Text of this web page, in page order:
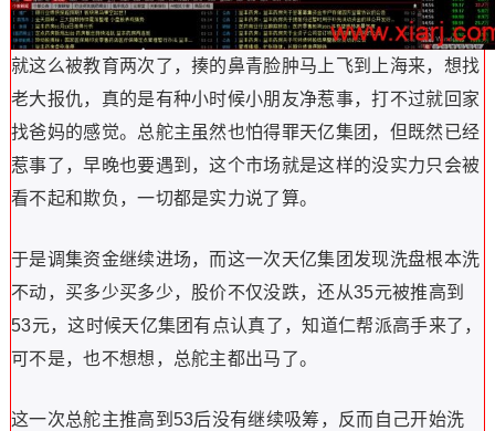
就这么被教育两次了，揍的鼻青脸肿马上飞到上海来，想找
老大报仇，真的是有种小时候小朋友净惹事，打不过就回家
找爸妈的感觉。总舵主虽然也怕得罪天亿集团，但既然已经
惹事了，早晚也要遇到，这个市场就是这样的没实力只会被
看不起和欺负，一切都是实力说了算。
于是调集资金继续进场，而这一次天亿集团发现洗盘根本洗
不动，买多少买多少，股价不仅没跌，还从35元被推高到
53元，这时候天亿集团有点认真了，知道仁帮派高手来了，
可不是，也不想想，总舵主都出马了。
这一次总舵主推高到53后没有继续吸筹，反而自己开始洗